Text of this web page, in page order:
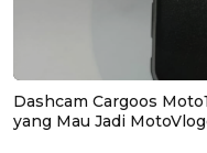
Dashcam Cargoos
yang Mau Jadi